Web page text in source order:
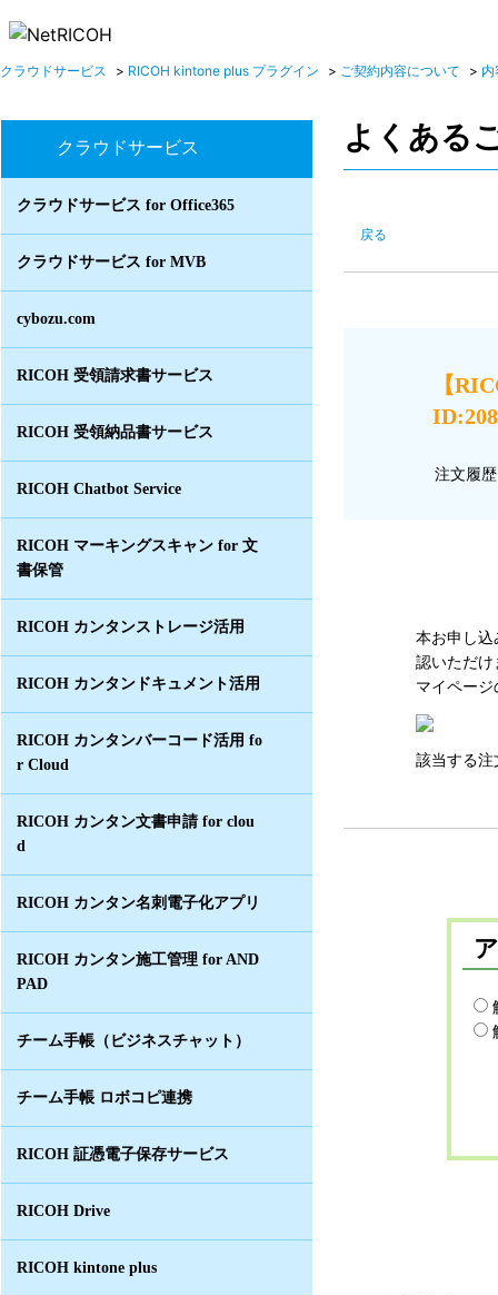
クラウドサービス > RICOH kintone plus プラグイン > ご契約内容について >
クラウドサービス
クラウドサービス for Office365
クラウドサービス for MVB
cybozu.com
RICOH 受領請求書サービス
RICOH 受領納品書サービス
RICOH Chatbot Service
RICOH マーキングスキャン for 文
書保管
RICOH カンタンストレージ活用
RICOH カンタンドキュメント活用
RICOH カンタンバーコード活用 fo
r Cloud
RICOH カンタン文書申請 for clou
d
RICOH カンタン名刺電子化アプリ
RICOH カンタン施工管理 for AND
PAD
チーム手帳（ビジネスチャット）
チーム手帳 ロボコピ連携
RICOH 証憑電子保存サービス
RICOH Drive
RICOH kintone plus
よくある
戻る
【
注文履
本お申し
認いただけ
マイペー
該当する